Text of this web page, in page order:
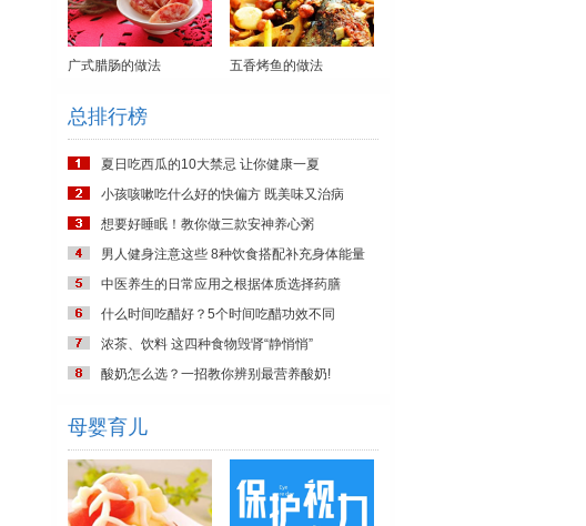
广式腊肠的做法 五香烤鱼的做法
总排行榜
夏日吃西瓜的10大禁忌 让你健康一夏
小孩咳嗽吃什么好的快偏方 既美味又治病
想要好睡眠！教你做三款安神养心粥
男人健身注意这些 8种饮食搭配补充身体能量
中医养生的日常应用之根据体质选择药膳
什么时间吃醋好？5个时间吃醋功效不同
浓茶、饮料 这四种食物毁肾“静悄悄”
酸奶怎么选？一招教你辨别最营养酸奶!
母婴育儿